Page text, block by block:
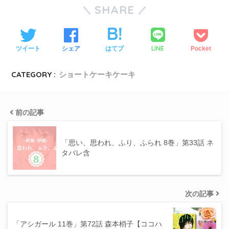
SHARE
ツイート シェア はてブ LINE Pocket
CATEGORY : ショートケーキケーキ
前の記事
「思い、思われ、ふり、ふられ 8巻」第33話 ネ
タバレ含
次の記事
「アシガール 11巻」第72話 森本梢子【ココハ